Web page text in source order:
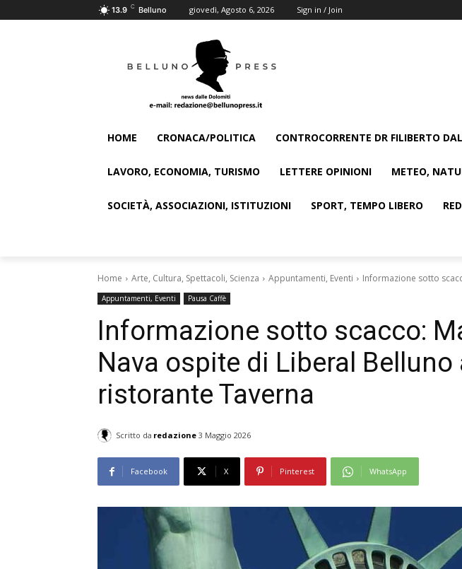
13.9 C Belluno giovedì, Agosto 6, 2026 Sign in / Join
HOME CRONACA/POLITICA CONTROCORRENTE DR FILIBERTO
LAVORO, ECONOMIA, TURISMO LETTERE OPINIONI METEO,
SOCIETÀ, ASSOCIAZIONI, ISTITUZIONI SPORT, TEMPO LIBERO
Home Arte, Cultura, Spettacoli, Scienza Appuntamenti, Eventi Informazione sotto
Appuntamenti, Eventi Pausa Caffè
Informazione sotto scacco:
Nava ospite di Liberal Belluno
ristorante Taverna
Scritto da redazione 3 Maggio 2026
Facebook X Pinterest WhatsApp